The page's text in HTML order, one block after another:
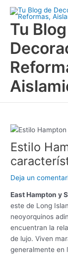
contenido
Tu
Estilo
Deja un
East Hampton y
este de Long
neoyorquinos
encuentran la
de lujo. Viven
generalmente en